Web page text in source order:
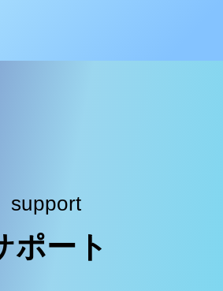
サポート